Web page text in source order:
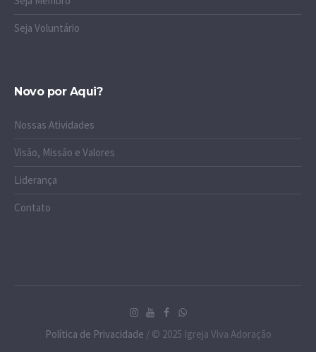
Seja Voluntário
Novo por Aqui?
Nossas Atividades
Visão, Missão e Valores
Liderança
Contato
Política de Privacidade / © 2025 Igreja Viva Adoração